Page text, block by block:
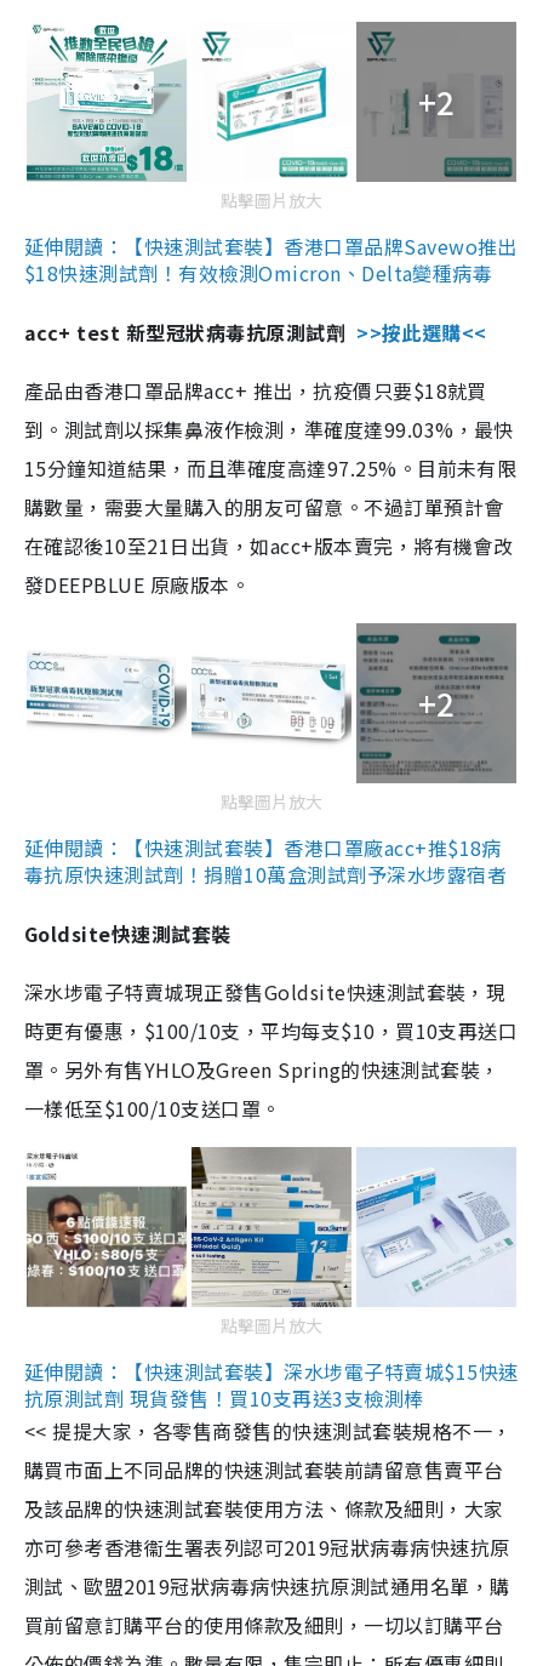
+2
點擊圖片放大
延伸閱讀：【快速測試套裝】香港口罩品牌Savewo推出
$18快速測試劑！有效檢測Omicron、Delta變種病毒
acc+ test 新型冠狀病毒抗原測試劑 >>按此選購<<
產品由香港口罩品牌acc+ 推出，抗疫價只要$18就買
到。測試劑以採集鼻液作檢測，準確度達99.03%，最快
15分鐘知道結果，而且準確度高達97.25%。目前未有限
購數量，需要大量購入的朋友可留意。不過訂單預計會
在確認後10至21日出貨，如acc+版本賣完，將有機會改
發DEEPBLUE 原廠版本。
+2
點擊圖片放大
延伸閱讀：【快速測試套裝】香港口罩廠acc+推$18病
毒抗原快速測試劑！捐贈10萬盒測試劑予深水埗露宿者
Goldsite快速測試套裝
深水埗電子特賣城現正發售Goldsite快速測試套裝，現
時更有優惠，$100/10支，平均每支$10，買10支再送口
罩。另外有售YHLO及Green Spring的快速測試套裝，
一樣低至$100/10支送口罩。
點擊圖片放大
延伸閱讀：【快速測試套裝】深水埗電子特賣城$15快速
抗原測試劑 現貨發售！買10支再送3支檢測棒
<< 提提大家，各零售商發售的快速測試套裝規格不一，
購買市面上不同品牌的快速測試套裝前請留意售賣平台
及該品牌的快速測試套裝使用方法、條款及細則，大家
亦可參考香港衞生署表列認可2019冠狀病毒病快速抗原
測試、歐盟2019冠狀病毒病快速抗原測試通用名單，購
買前留意訂購平台的使用條款及細則，一切以訂購平台